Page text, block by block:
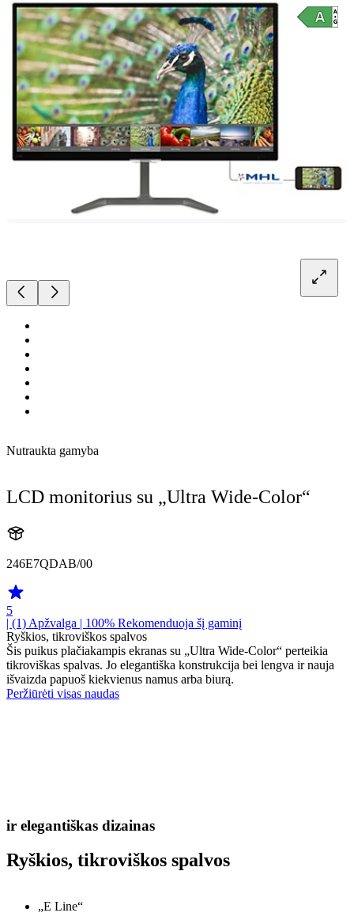
Nutraukta gamyba
LCD monitorius su „Ultra Wide-Color“
246E7QDAB/00
5
| (1) Apžvalga | 100% Rekomenduoja šį gaminį
Ryškios, tikroviškos spalvos
Šis puikus plačiakampis ekranas su „Ultra Wide-Color“ perteikia
tikroviškas spalvas. Jo elegantiška konstrukcija bei lengva ir nauja
išvaizda papuoš kiekvienus namus arba biurą.
Peržiūrėti visas naudas
ir elegantiškas dizainas
Ryškios, tikroviškos spalvos
„E Line“